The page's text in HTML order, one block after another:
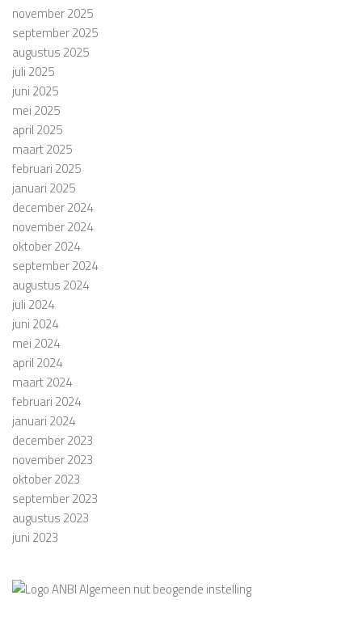
november 2025
september 2025
augustus 2025
juli 2025
juni 2025
mei 2025
april 2025
maart 2025
februari 2025
januari 2025
december 2024
november 2024
oktober 2024
september 2024
augustus 2024
juli 2024
juni 2024
mei 2024
april 2024
maart 2024
februari 2024
januari 2024
december 2023
november 2023
oktober 2023
september 2023
augustus 2023
juni 2023